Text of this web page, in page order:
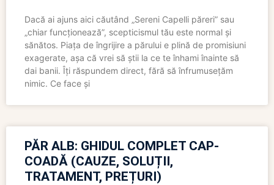
Dacă ai ajuns aici căutând „Sereni Capelli păreri” sau
„chiar funcționează”, scepticismul tău este normal și
sănătos. Piața de îngrijire a părului e plină de promisiuni
exagerate, așa că vrei să știi la ce te înhami înainte să
dai banii. Îți răspundem direct, fără să înfrumusețăm
nimic. Ce face și
PĂR ALB: GHIDUL COMPLET CAP-
COADĂ (CAUZE, SOLUȚII,
TRATAMENT, PREȚURI)